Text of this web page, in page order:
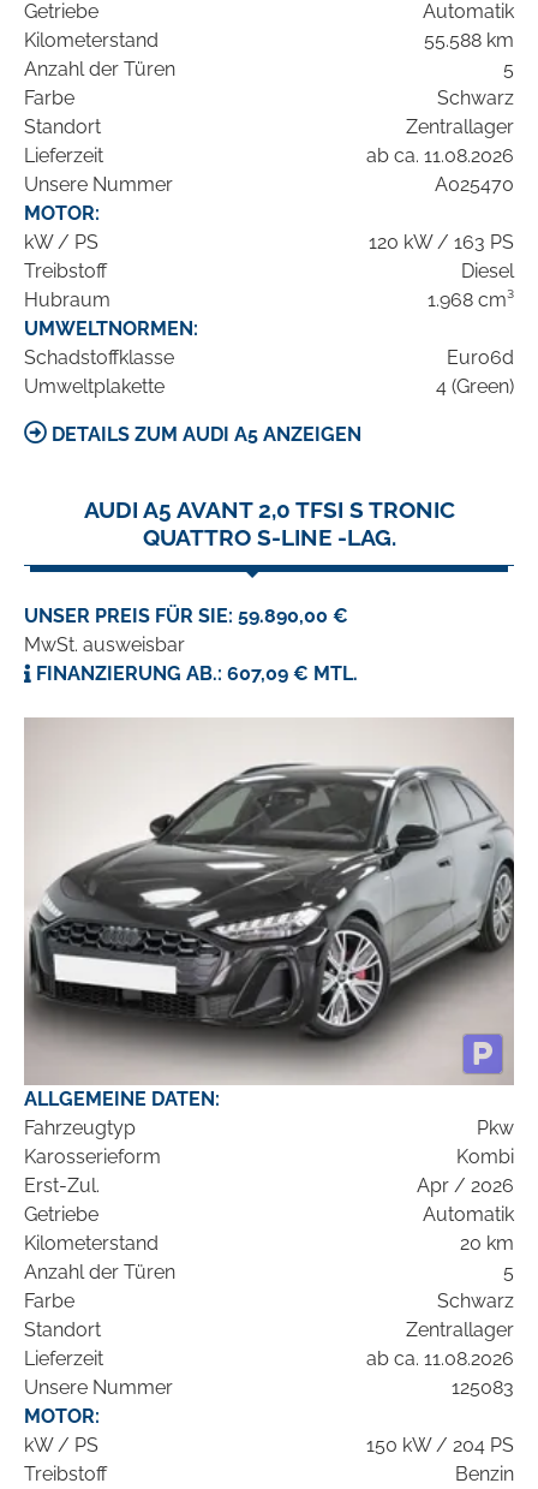
Getriebe
Automatik
Kilometerstand
55.588 km
Anzahl der Türen
5
Farbe
Schwarz
Standort
Zentrallager
Lieferzeit
ab ca. 11.08.2026
Unsere Nummer
A025470
MOTOR:
kW / PS
120 kW / 163 PS
Treibstoff
Diesel
Hubraum
1.968 cm³
UMWELTNORMEN:
Schadstoffklasse
Euro6d
Umweltplakette
4 (Green)
DETAILS ZUM AUDI A5 ANZEIGEN
AUDI A5 AVANT 2,0 TFSI S TRONIC
QUATTRO S-LINE -LAG.
UNSER PREIS FÜR SIE: 59.890,00 €
MwSt. ausweisbar
FINANZIERUNG AB.: 607,09 € MTL.
ALLGEMEINE DATEN:
Fahrzeugtyp
Pkw
Karosserieform
Kombi
Erst-Zul.
Apr / 2026
Getriebe
Automatik
Kilometerstand
20 km
Anzahl der Türen
5
Farbe
Schwarz
Standort
Zentrallager
Lieferzeit
ab ca. 11.08.2026
Unsere Nummer
125083
MOTOR:
kW / PS
150 kW / 204 PS
Treibstoff
Benzin